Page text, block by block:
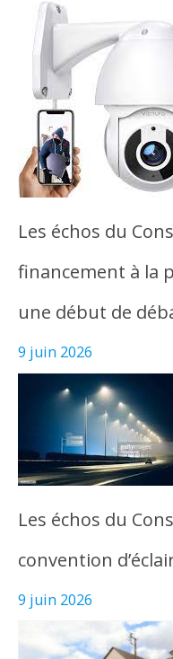
Les échos du
financement à la
une début de
9 juin 2026
Les échos du
convention
9 juin 2026